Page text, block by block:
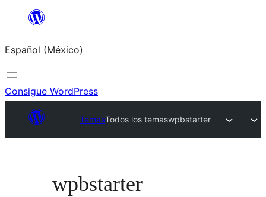
Saltar
contenido
Español (México)
Consigue WordPress
TemasTodos los temaswpbstarter
wpbstarter